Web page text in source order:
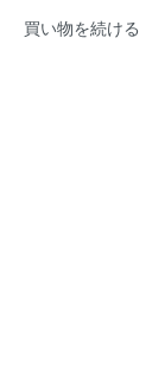
買い物を続ける